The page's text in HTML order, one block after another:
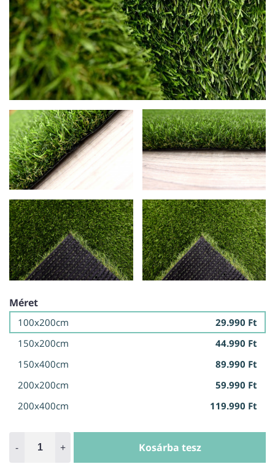
Méret
100x200cm
29.990 Ft
150x200cm
44.990 Ft
150x400cm
89.990 Ft
200x200cm
59.990 Ft
200x400cm
119.990 Ft
- + Kosárba tesz